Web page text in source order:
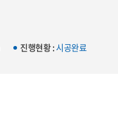
진행현황 : 시공완료